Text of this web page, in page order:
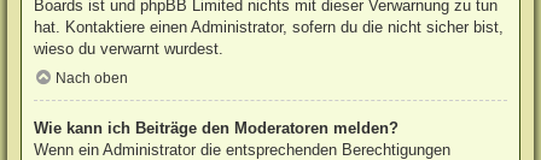
Boards ist und phpBB Limited nichts mit dieser Verwarnung zu tun
hat. Kontaktiere einen Administrator, sofern du die nicht sicher bist,
wieso du verwarnt wurdest.
Nach oben
Wie kann ich Beiträge den Moderatoren melden?
Wenn ein Administrator die entsprechenden Berechtigungen